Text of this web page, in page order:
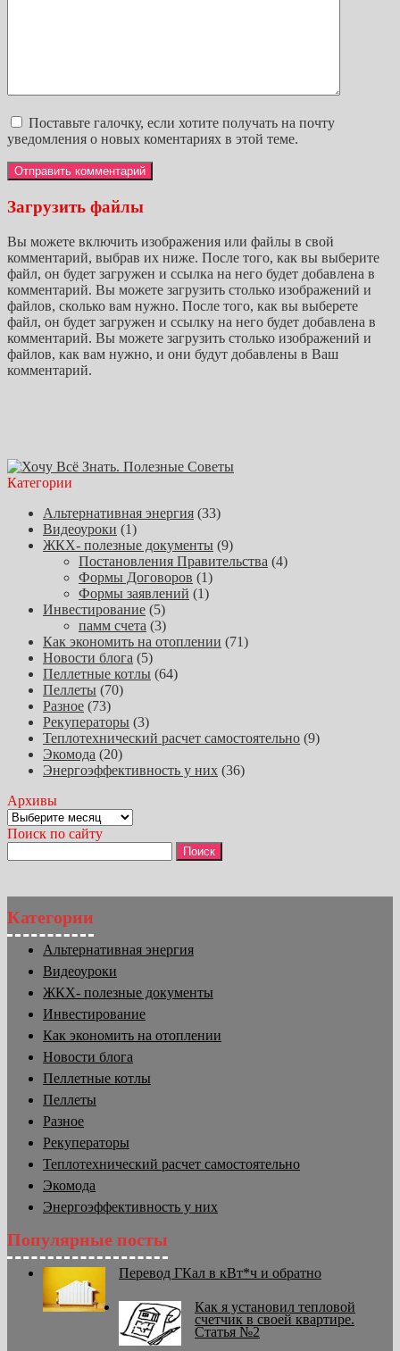
Поставьте галочку, если хотите получать на почту
уведомления о новых коментариях в этой теме.
Загрузить файлы
Вы можете включить изображения или файлы в свой
комментарий, выбрав их ниже. После того, как вы выберите
файл, он будет загружен и ссылка на него будет добавлена в
комментарий. Вы можете загрузить столько изображений и
файлов, сколько вам нужно. После того, как вы выберете
файл, он будет загружен и ссылку на него будет добавлена в
комментарий. Вы можете загрузить столько изображений и
файлов, как вам нужно, и они будут добавлены в Ваш
комментарий.
Категории
Альтернативная энергия (33)
Видеоуроки (1)
ЖКХ- полезные документы (9)
Постановления Правительства (4)
Формы Договоров (1)
Формы заявлений (1)
Инвестирование (5)
памм счета (3)
Как экономить на отоплении (71)
Новости блога (5)
Пеллетные котлы (64)
Пеллеты (70)
Разное (73)
Рекуператоры (3)
Теплотехнический расчет самостоятельно (9)
Экомода (20)
Энергоэффективность у них (36)
Архивы
Архивы
Поиск по сайту
Категории
Альтернативная энергия
Видеоуроки
ЖКХ- полезные документы
Инвестирование
Как экономить на отоплении
Новости блога
Пеллетные котлы
Пеллеты
Разное
Рекуператоры
Теплотехнический расчет самостоятельно
Экомода
Энергоэффективность у них
Популярные посты
Перевод ГКал в кВт*ч и обратно
Как я установил тепловой
счетчик в своей квартире.
Статья №2